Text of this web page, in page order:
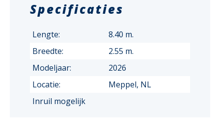
Specificaties
Lengte:
8.40 m.
Breedte:
2.55 m.
Modeljaar:
2026
Locatie:
Meppel, NL
Inruil mogelijk